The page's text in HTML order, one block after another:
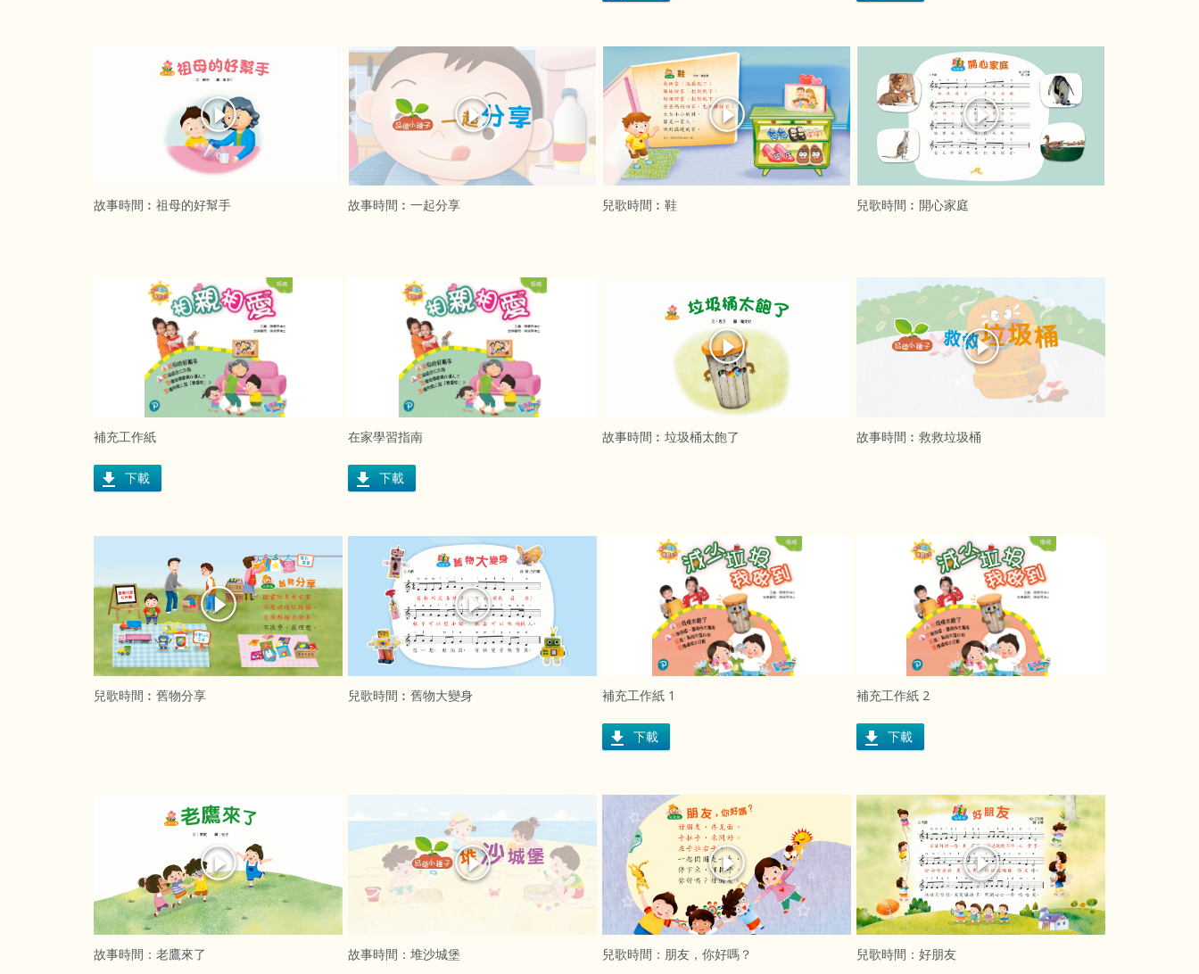
故事時間︰祖母的好幫手 故事時間︰一起分享 兒歌時間︰鞋 兒歌時間︰開心家庭
補充工作紙
下載
在家學習指南
下載
故事時間︰垃圾桶太飽了 故事時間︰救救垃圾桶
兒歌時間︰舊物分享 兒歌時間︰舊物大變身 補充工作紙 1
下載
補充工作紙 2
下載
故事時間：老鷹來了 故事時間：堆沙城堡 兒歌時間：朋友，你好嗎？ 兒歌時間：好朋友